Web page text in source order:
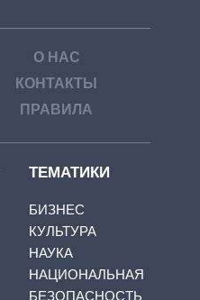
О НАС
КОНТАКТЫ
ПРАВИЛА
ТЕМАТИКИ
БИЗНЕС
КУЛЬТУРА
НАУКА
НАЦИОНАЛЬНАЯ
БЕЗОПАСНОСТЬ